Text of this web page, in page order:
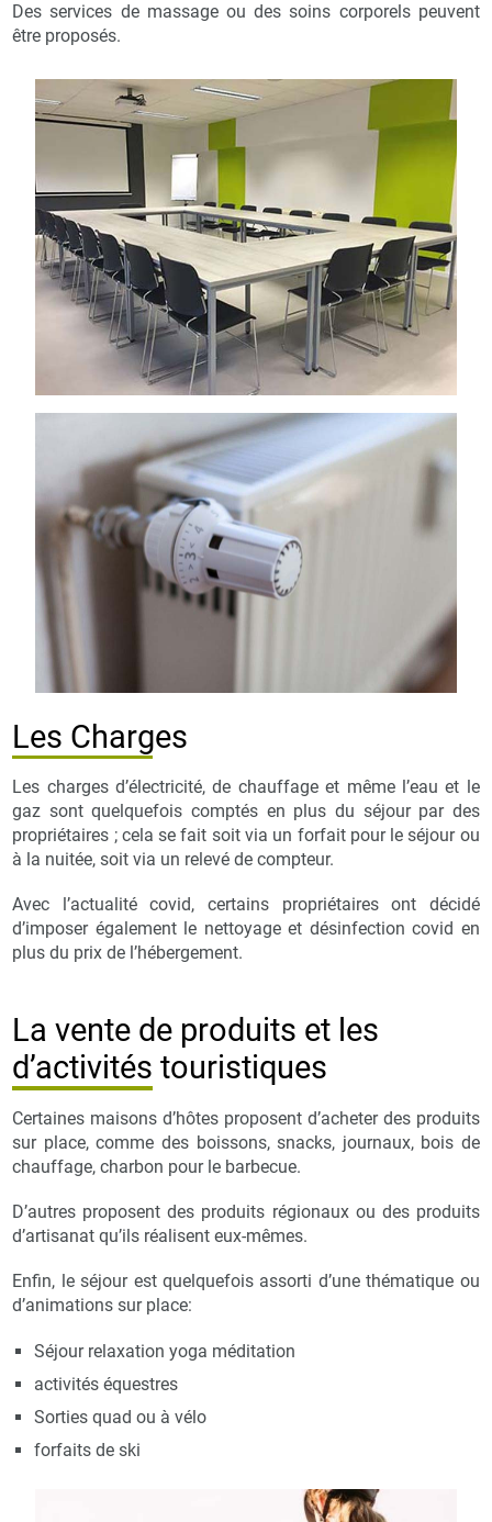
Des services de massage ou des soins corporels peuvent
être proposés.
Les Charges
Les charges d’électricité, de chauffage et même l’eau et le
gaz sont quelquefois comptés en plus du séjour par des
propriétaires ; cela se fait soit via un forfait pour le séjour ou
à la nuitée, soit via un relevé de compteur.
Avec l’actualité covid, certains propriétaires ont décidé
d’imposer également le nettoyage et désinfection covid en
plus du prix de l’hébergement.
La vente de produits et les
d’activités touristiques
Certaines maisons d’hôtes proposent d’acheter des produits
sur place, comme des boissons, snacks, journaux, bois de
chauffage, charbon pour le barbecue.
D’autres proposent des produits régionaux ou des produits
d’artisanat qu’ils réalisent eux-mêmes.
Enfin, le séjour est quelquefois assorti d’une thématique ou
d’animations sur place:
Séjour relaxation yoga méditation
activités équestres
Sorties quad ou à vélo
forfaits de ski